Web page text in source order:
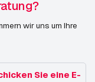
wir uns um Ihre
Sie eine E-